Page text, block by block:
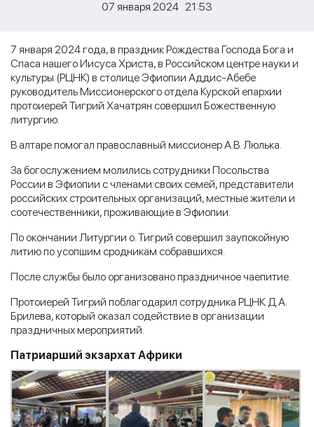
07 января 2024 21:53
7 января 2024 года, в праздник Рождества Господа Бога и
Спаса нашего Иисуса Христа, в Российском центре науки и
культуры (РЦНК) в столице Эфиопии Аддис-Абебе
руководитель Миссионерского отдела Курской епархии
протоиерей Тигрий Хачатрян совершил Божественную
литургию.
В алтаре помогал православный миссионер А.В. Люлька.
За богослужением молились сотрудники Посольства
России в Эфиопии с членами своих семей, представители
российских строительных организаций, местные жители и
соотечественники, проживающие в Эфиопии.
По окончании Литургии о. Тигрий совершил заупокойную
литию по усопшим сродникам собравшихся.
После службы было организовано праздничное чаепитие.
Протоиерей Тигрий поблагодарил сотрудника РЦНК Д.А.
Брилева, который оказал содействие в организации
праздничных мероприятий.
Патриарший экзархат Африки